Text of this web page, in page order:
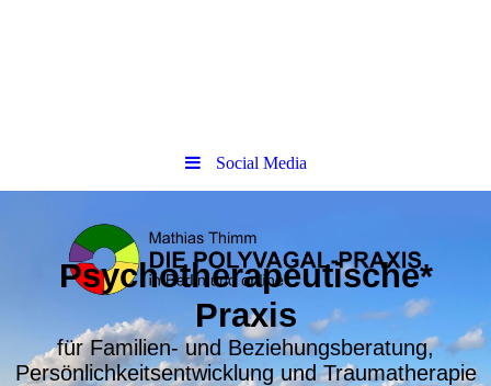
Social Media
Psychotherapeutische*
Praxis
für Familien- und Beziehungsberatung,
Persönlichkeitsentwicklung und Traumatherapie